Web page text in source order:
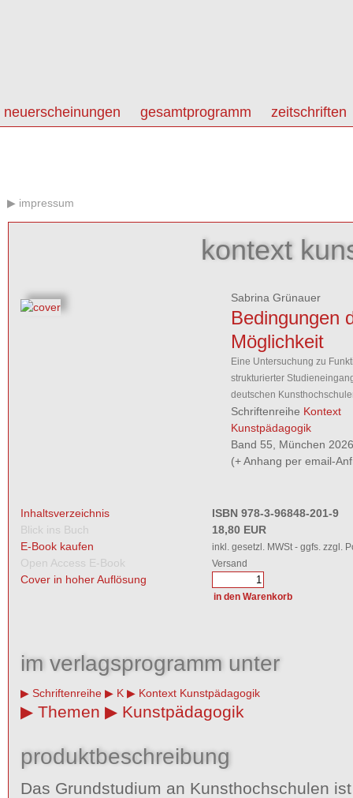
neuerscheinungen gesamtprogramm zeitschriften
impressum
kontext
Sabrina Grünauer
Bedingungen
Möglichkeit
Eine Untersuchung zu
strukturierter
deutschen
Schriftenreihe Kontext
Kunstpädagogik
Band 55, München
(+ Anhang per email-
Inhaltsverzeichnis
Blick ins Buch
E-Book kaufen
Open Access E-Book
Cover in hoher Auflösung
ISBN 978-3-96848-201-9
18,80 EUR
inkl. gesetzl. MWSt - ggfs. zzgl.
Versand
im verlagsprogramm unter
Schriftenreihe K Kontext Kunstpädagogik
Themen Kunstpädagogik
produktbeschreibung
Das Grundstudium an Kunsthochschulen